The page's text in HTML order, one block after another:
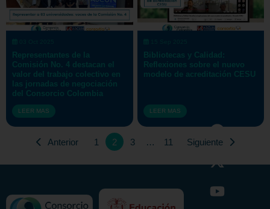
Representantes de la
Comisión No. 4 destacan el
valor del trabajo colectivo en
las jornadas de negociación
del Consorcio Colombia
LEER MAS
Bibliotecas y Calidad:
Reflexiones sobre el nuevo
modelo de acreditación CESU
LEER MAS
Anterior 1 2 3 … 11 Siguiente